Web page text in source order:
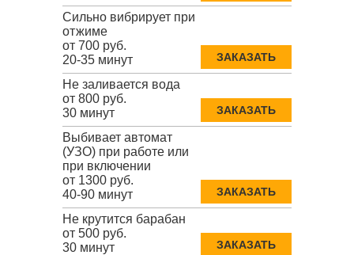
Сильно вибрирует при
отжиме
от 700 руб.
20-35 минут
ЗАКАЗАТЬ
Не заливается вода
от 800 руб.
30 минут
ЗАКАЗАТЬ
Выбивает автомат
(УЗО) при работе или
при включении
от 1300 руб.
40-90 минут
ЗАКАЗАТЬ
Не крутится барабан
от 500 руб.
30 минут
ЗАКАЗАТЬ